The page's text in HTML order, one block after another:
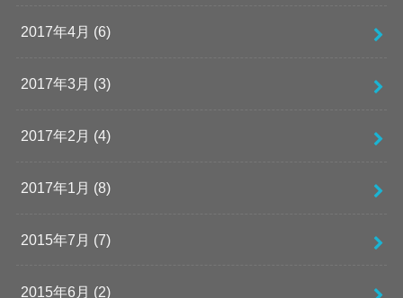
2017年4月 (6)
2017年3月 (3)
2017年2月 (4)
2017年1月 (8)
2015年7月 (7)
2015年6月 (2)